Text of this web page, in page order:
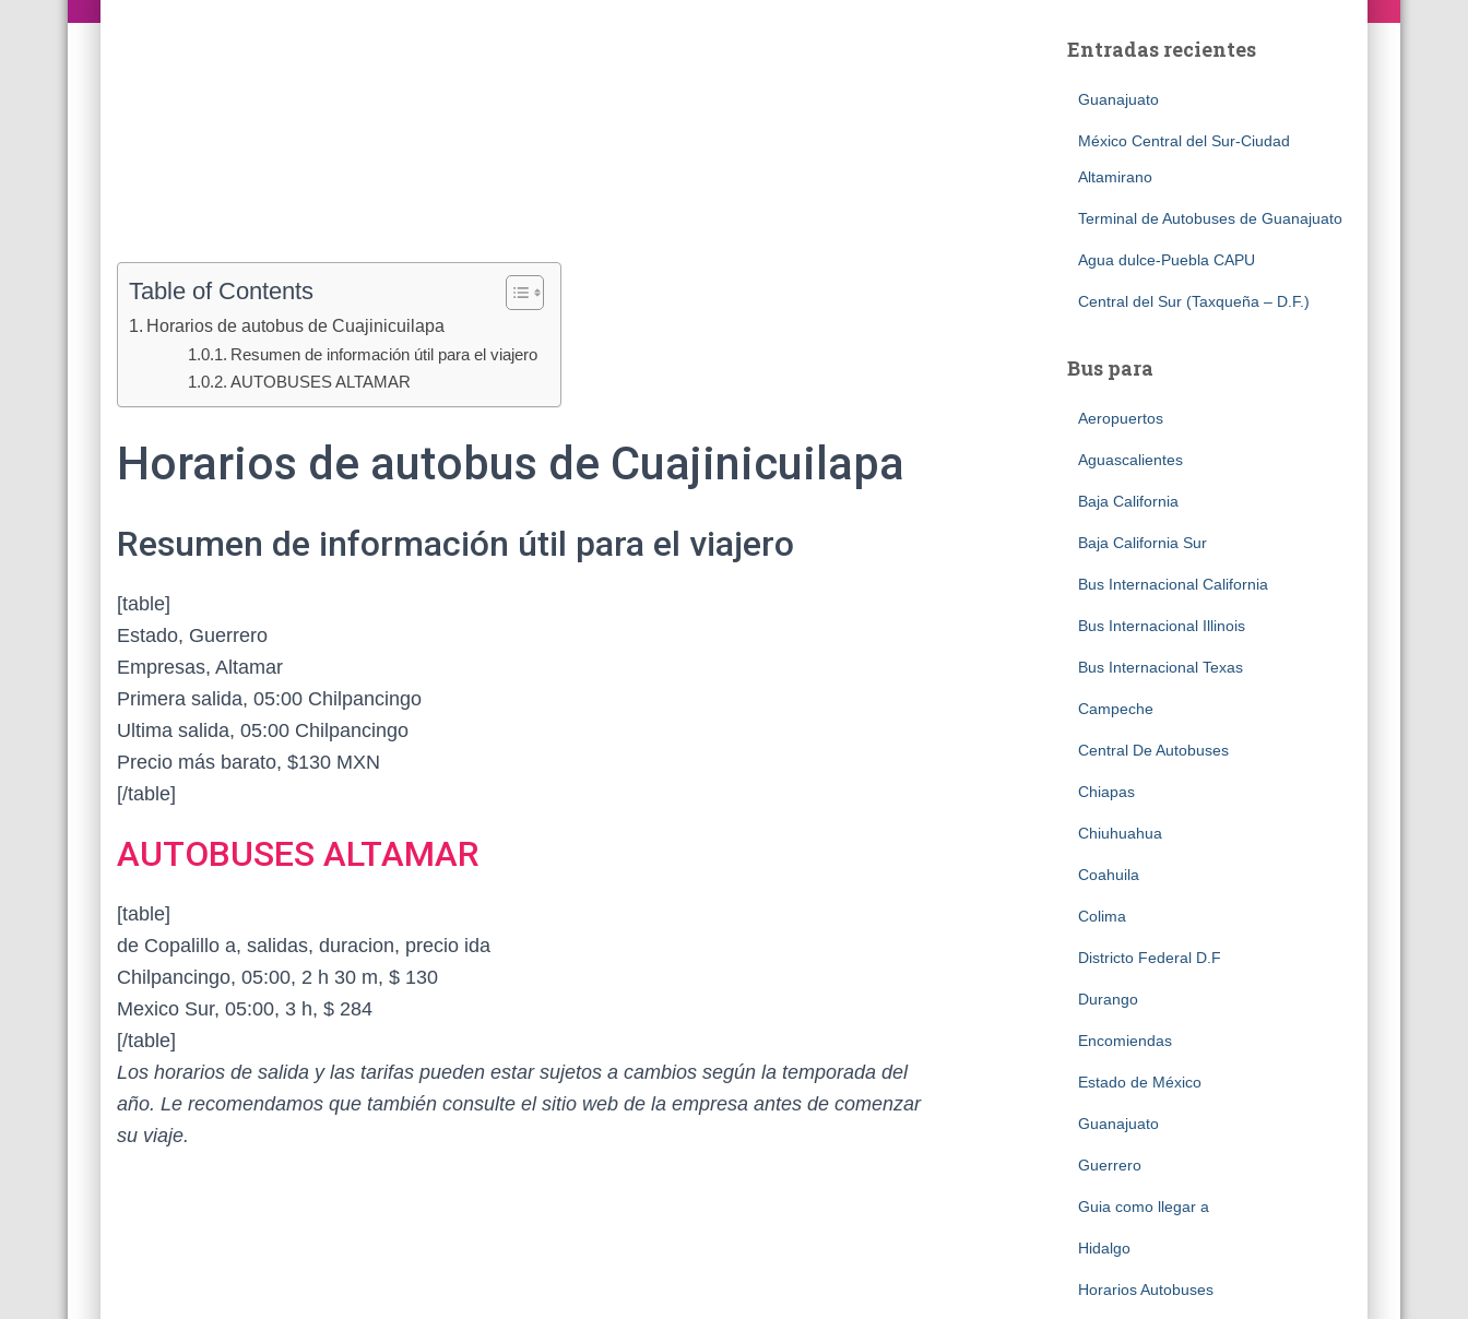
Table of Contents
Horarios de autobus de Cuajinicuilapa
Resumen de información útil para el viajero
AUTOBUSES ALTAMAR
Horarios de autobus de Cuajinicuilapa
Resumen de información útil para el viajero
[table]
Estado, Guerrero
Empresas, Altamar
Primera salida, 05:00 Chilpancingo
Ultima salida, 05:00 Chilpancingo
Precio más barato, $130 MXN
[/table]
AUTOBUSES ALTAMAR
[table]
de Copalillo a, salidas, duracion, precio ida
Chilpancingo, 05:00, 2 h 30 m, $ 130
Mexico Sur, 05:00, 3 h, $ 284
[/table]
Los horarios de salida y las tarifas pueden estar sujetos a cambios según la temporada del
año. Le recomendamos que también consulte el sitio web de la empresa antes de comenzar
su viaje.
Entradas recientes
Guanajuato
México Central del Sur-Ciudad
Altamirano
Terminal de Autobuses de Guanajuato
Agua dulce-Puebla CAPU
Central del Sur (Taxqueña – D.F.)
Bus para
Aeropuertos
Aguascalientes
Baja California
Baja California Sur
Bus Internacional California
Bus Internacional Illinois
Bus Internacional Texas
Campeche
Central De Autobuses
Chiapas
Chiuhuahua
Coahuila
Colima
Districto Federal D.F
Durango
Encomiendas
Estado de México
Guanajuato
Guerrero
Guia como llegar a
Hidalgo
Horarios Autobuses